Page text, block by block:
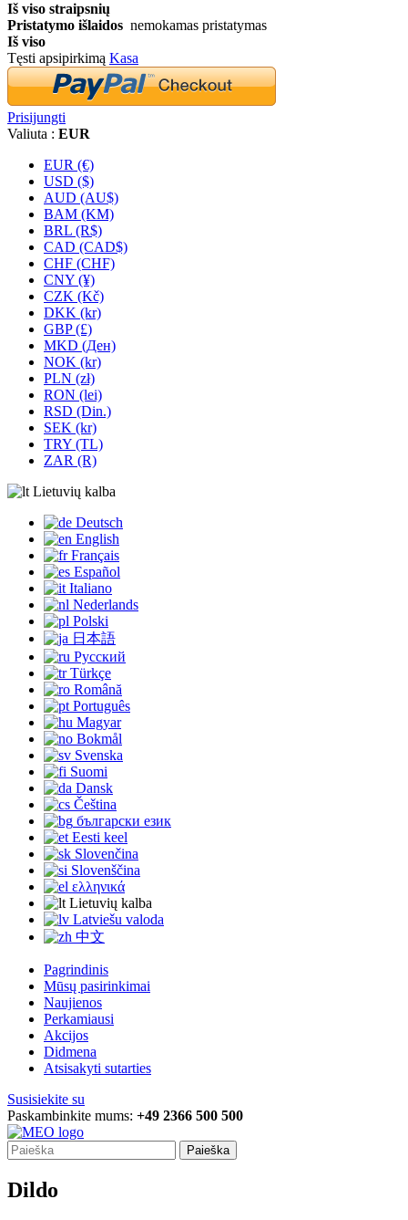
Iš viso straipsnių
Pristatymo išlaidos nemokamas pristatymas
Iš viso
Tęsti apsipirkimą Kasa
Prisijungti
Valiuta : EUR
EUR (€)
USD ($)
AUD (AU$)
BAM (KM)
BRL (R$)
CAD (CAD$)
CHF (CHF)
CNY (¥)
CZK (Kč)
DKK (kr)
GBP (£)
MKD (Ден)
NOK (kr)
PLN (zł)
RON (lei)
RSD (Din.)
SEK (kr)
TRY (TL)
ZAR (R)
Lietuvių kalba
Deutsch
English
Français
Español
Italiano
Nederlands
Polski
日本語
Русский
Türkçe
Română
Português
Magyar
Bokmål
Svenska
Suomi
Dansk
Čeština
български език
Eesti keel
Slovenčina
Slovenščina
ελληνικά
Lietuvių kalba
Latviešu valoda
中文
Pagrindinis
Mūsų pasirinkimai
Naujienos
Perkamiausi
Akcijos
Didmena
Atsisakyti sutarties
Susisiekite su
Paskambinkite mums: +49 2366 500 500
Paieška
Dildo